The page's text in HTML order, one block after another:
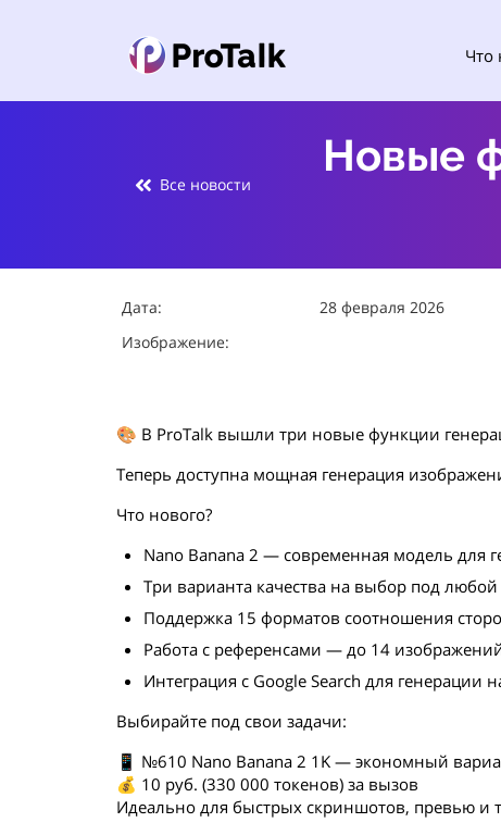
Что
Все новости
Новые
Дата:
28 февраля 2026
Изображение:
🎨 В ProTalk вышли три новые функции
Теперь доступна мощная генерация
Что нового?
Nano Banana 2 — современная модель для
Три варианта качества на выбор под
Поддержка 15 форматов соотношения
Работа с референсами — до 14
Интеграция с Google Search для генерации
Выбирайте под свои задачи:
📱 №610 Nano Banana 2 1K — экономный
💰 10 руб. (330 000 токенов) за вызов
Идеально для быстрых скриншотов, превью и